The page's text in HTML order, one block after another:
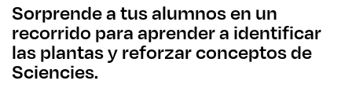
Sorprende a tus alumnos en un
recorrido para aprender a identificar
las plantas y reforzar conceptos de
Sciencies.